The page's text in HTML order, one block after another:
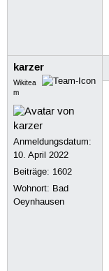
karzer
Wikitea
m
Anmeldungsdatum:
10. April 2022
Beiträge: 1602
Wohnort: Bad
Oeynhausen